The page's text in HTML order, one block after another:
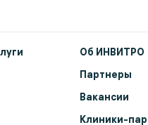
Об ИНВИТРО
Партнеры
Вакансии
Клиники-